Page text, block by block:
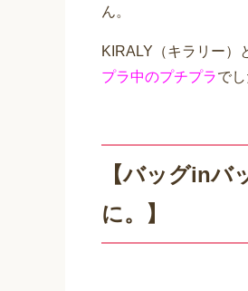
ん。
KIRALY（キラリー）
プラ中のプチプラで
【バッグinバ
に。】